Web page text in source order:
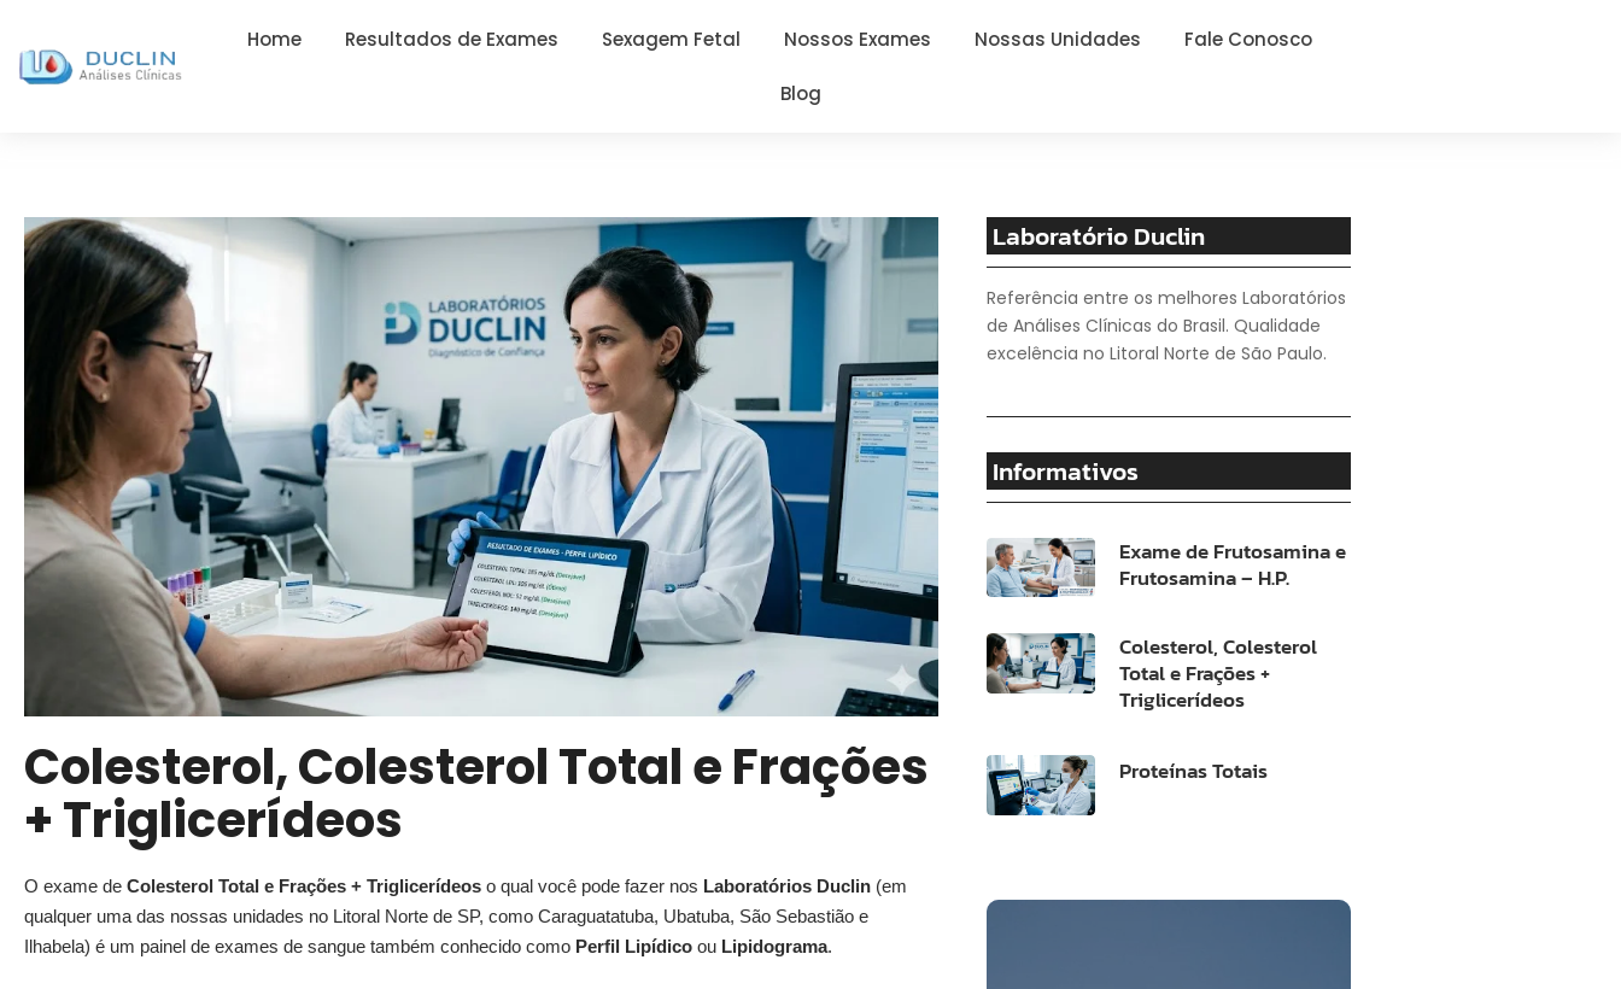
Home Resultados de Exames Sexagem Fetal Nossos Exames Nossas Unidades Fale Conosco
Blog
Colesterol, Colesterol Total e Frações
+ Triglicerídeos
O exame de Colesterol Total e Frações + Triglicerídeos o qual você pode fazer nos Laboratórios Duclin (em
qualquer uma das nossas unidades no Litoral Norte de SP, como Caraguatatuba, Ubatuba, São Sebastião e
Ilhabela) é um painel de exames de sangue também conhecido como Perfil Lipídico ou Lipidograma.
Laboratório Duclin
Referência entre os melhores Laboratórios
de Análises Clínicas do Brasil. Qualidade
excelência no Litoral Norte de São Paulo.
Informativos
Exame de Frutosamina e
Frutosamina – H.P.
Colesterol, Colesterol
Total e Frações +
Triglicerídeos
Proteínas Totais